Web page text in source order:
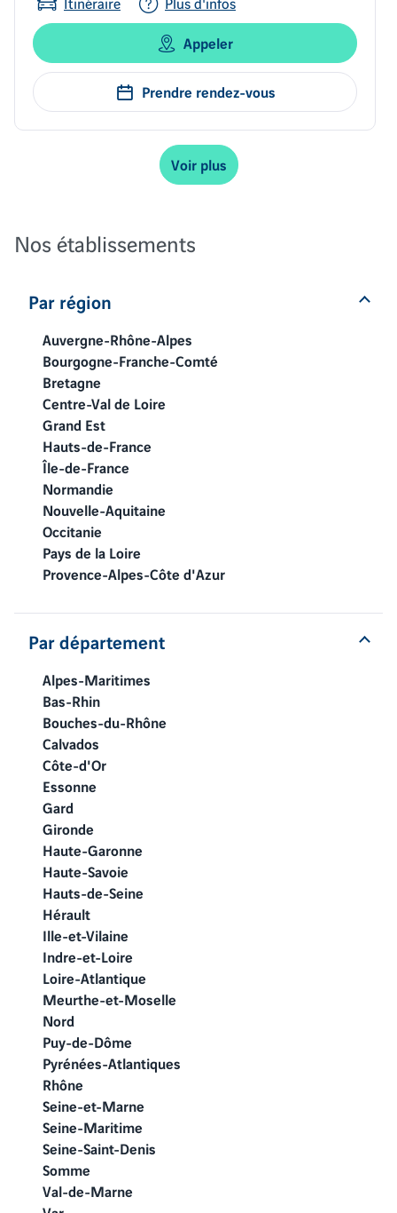
Appeler
Prendre rendez-vous
Voir plus
Nos établissements
Par région
Auvergne-Rhône-Alpes
Bourgogne-Franche-Comté
Bretagne
Centre-Val de Loire
Grand Est
Hauts-de-France
Île-de-France
Normandie
Nouvelle-Aquitaine
Occitanie
Pays de la Loire
Provence-Alpes-Côte d'Azur
Par département
Alpes-Maritimes
Bas-Rhin
Bouches-du-Rhône
Calvados
Côte-d'Or
Essonne
Gard
Gironde
Haute-Garonne
Haute-Savoie
Hauts-de-Seine
Hérault
Ille-et-Vilaine
Indre-et-Loire
Loire-Atlantique
Meurthe-et-Moselle
Nord
Puy-de-Dôme
Pyrénées-Atlantiques
Rhône
Seine-et-Marne
Seine-Maritime
Seine-Saint-Denis
Somme
Val-de-Marne